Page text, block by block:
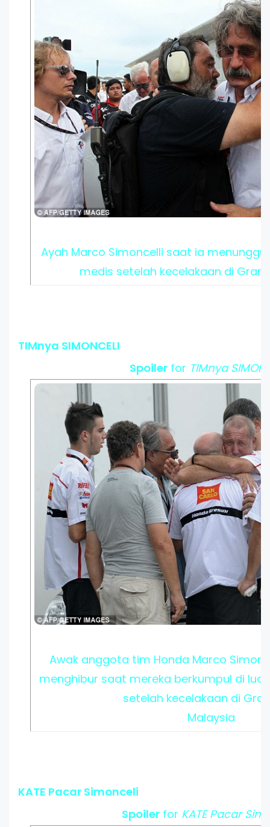
Ayah Marco Simoncelli saat ia
medis setelah kecelakaan di
TIMnya SIMONCELI
Spoiler for TIMnya
Awak anggota tim Honda Marco
menghibur saat mereka berkumpul di
setelah kecelakaan di
Malaysia
KATE Pacar Simonceli
Spoiler for KATE Pacar